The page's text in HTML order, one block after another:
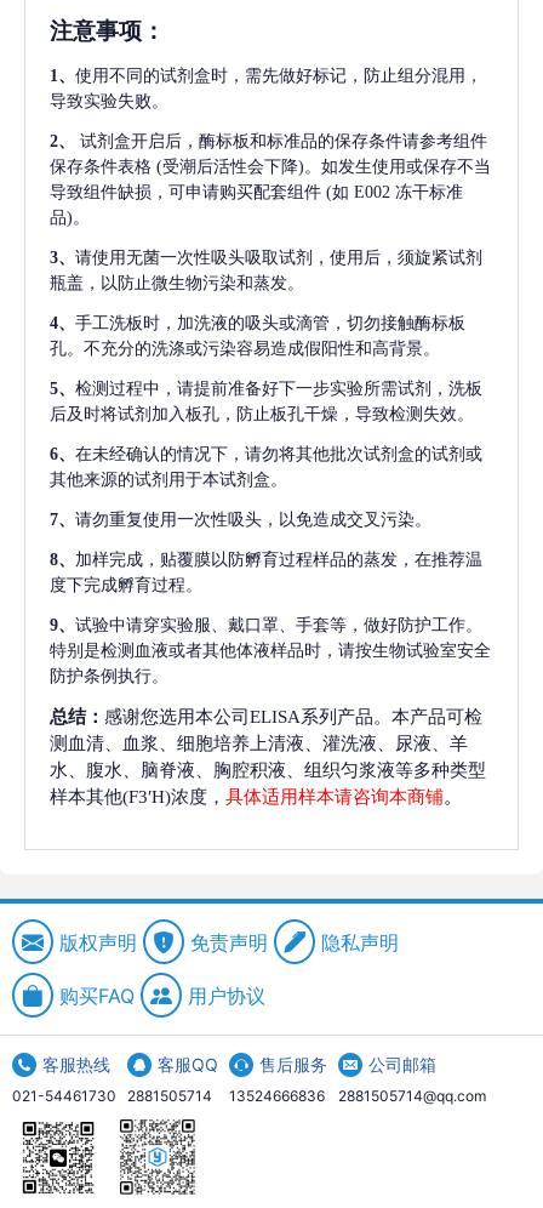
注意事项 ：
1、 使用不同的试剂盒时，需先做好标记，防止组分混用，
导致实验失败。
2、
试剂盒开启后，酶标板和标准品的保存条件请参考组件
保存条件表格 (受潮后活性会下降)。如发生使用或保存不当
导致组件缺损，可申请购买配套组件 (如 E002 冻干标准
品)。
3、 请使用无菌一次性吸头吸取试剂，使用后，须旋紧试剂
瓶盖，以防止微生物污染和蒸发。
4、 手工洗板时，加洗液的吸头或滴管，切勿接触酶标板
孔。不充分的洗涤或污染容易造成假阳性和高背景。
5、 检测过程中，请提前准备好下一步实验所需试剂，洗板
后及时将试剂加入板孔，防止板孔干燥，导致检测失效。
6、 在未经确认的情况下，请勿将其他批次试剂盒的试剂或
其他来源的试剂用于本试剂盒。
7、 请勿重复使用一次性吸头，以免造成交叉污染。
8、 加样完成，贴覆膜以防孵育过程样品的蒸发，在推荐温
度下完成孵育过程。
9、 试验中请穿实验服、戴口罩、手套等，做好防护工作。
特别是检测血液或者其他体液样品时，请按生物试验室安全
防护条例执行。
总结： 感谢您选用本公司ELISA系列产品。本产品可检
测血清、血浆、细胞培养上清液、灌洗液、尿液、羊
水、腹水、脑脊液、胸腔积液、组织匀浆液等多种类型
样本其他(F3′H)浓度， 具体适用样本请咨询本商铺。
版权声明 免责声明 隐私声明
购买FAQ 用户协议
客服热线
021-54461730
客服QQ
2881505714
售后服务
13524666836
公司邮箱
2881505714@qq.com